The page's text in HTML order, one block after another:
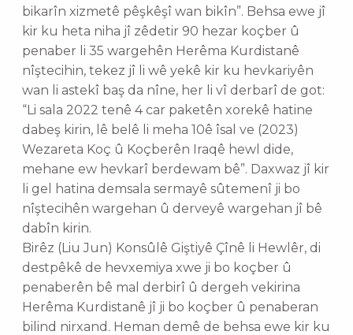
bikarîn xizmetê pêşkêşî wan bikîn”. Behsa ewe jî
kir ku heta niha jî zêdetir 90 hezar koçber û
penaber li 35 wargehên Herêma Kurdistanê
nîştecihin, tekez jî li wê yekê kir ku hevkariyên
wan li astekî baş da nîne, her li vî derbarî de got:
“Li sala 2022 tenê 4 car paketên xorekê hatine
dabeş kirin, lê belê li meha 10ê îsal ve (2023)
Wezareta Koç û Koçberên Iraqê hewl dide,
mehane ew hevkarî berdewam bê”. Daxwaz jî kir
li gel hatina demsala sermayê sûtemenî ji bo
nîştecihên wargehan û derveyê wargehan jî bê
dabîn kirin.
Birêz (Liu Jun) Konsûlê Giştiyê Çînê li Hewlêr, di
destpêkê de hevxemiya xwe ji bo koçber û
penaberên bê mal derbirî û dergeh vekirina
Herêma Kurdistanê jî ji bo koçber û penaberan
bilind nirxand. Heman demê de behsa ewe kir ku